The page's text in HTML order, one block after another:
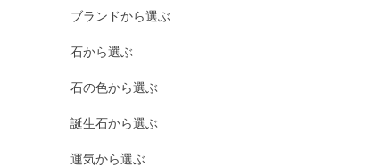
ブランドから選ぶ
石から選ぶ
石の色から選ぶ
誕生石から選ぶ
運気から選ぶ